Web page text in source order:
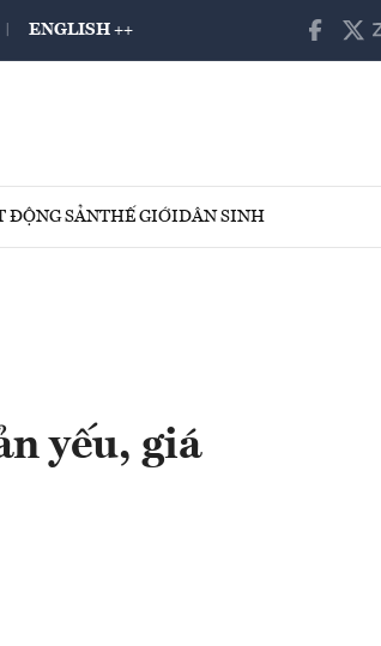
ENGLISH ++
ĐỘNG SẢNTHẾ GIỚIDÂN SINH
yếu, giá